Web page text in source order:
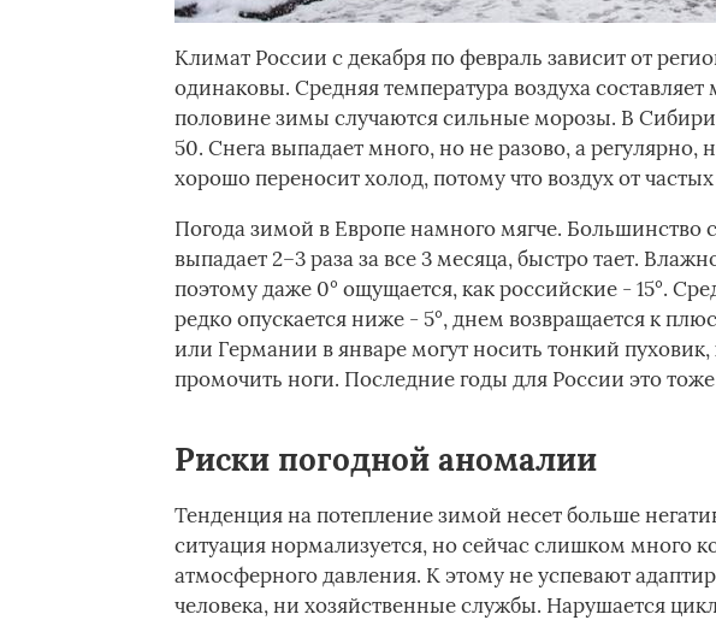
Климат России с декабря по февраль зависит от
одинаковы. Средняя температура воздуха составляет
половине зимы случаются сильные морозы. В
50. Снега выпадает много, но не разово, а
хорошо переносит холод, потому что воздух от
Погода зимой в Европе намного мягче. Большинство
выпадает 2–3 раза за все 3 месяца, быстро тает.
поэтому даже 0° ощущается, как российские - 15°.
редко опускается ниже - 5°, днем возвращается к
или Германии в январе могут носить тонкий
промочить ноги. Последние годы для России это тоже
Риски погодной аномалии
Тенденция на потепление зимой несет больше
ситуация нормализуется, но сейчас слишком много
атмосферного давления. К этому не успевают
человека, ни хозяйственные службы. Нарушается